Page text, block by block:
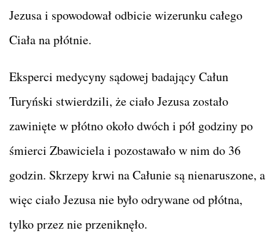
Jezusa i spowodował odbicie wizerunku całego
Ciała na płótnie.
Eksperci medycyny sądowej badający Całun
Turyński stwierdzili, że ciało Jezusa zostało
zawinięte w płótno około dwóch i pół godziny po
śmierci Zbawiciela i pozostawało w nim do 36
godzin. Skrzepy krwi na Całunie są nienaruszone, a
więc ciało Jezusa nie było odrywane od płótna,
tylko przez nie przeniknęło.